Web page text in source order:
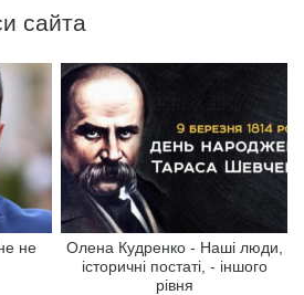
сайта
не
Олена Кудренко - Наші люди,
історичні постаті, - іншого
рівня